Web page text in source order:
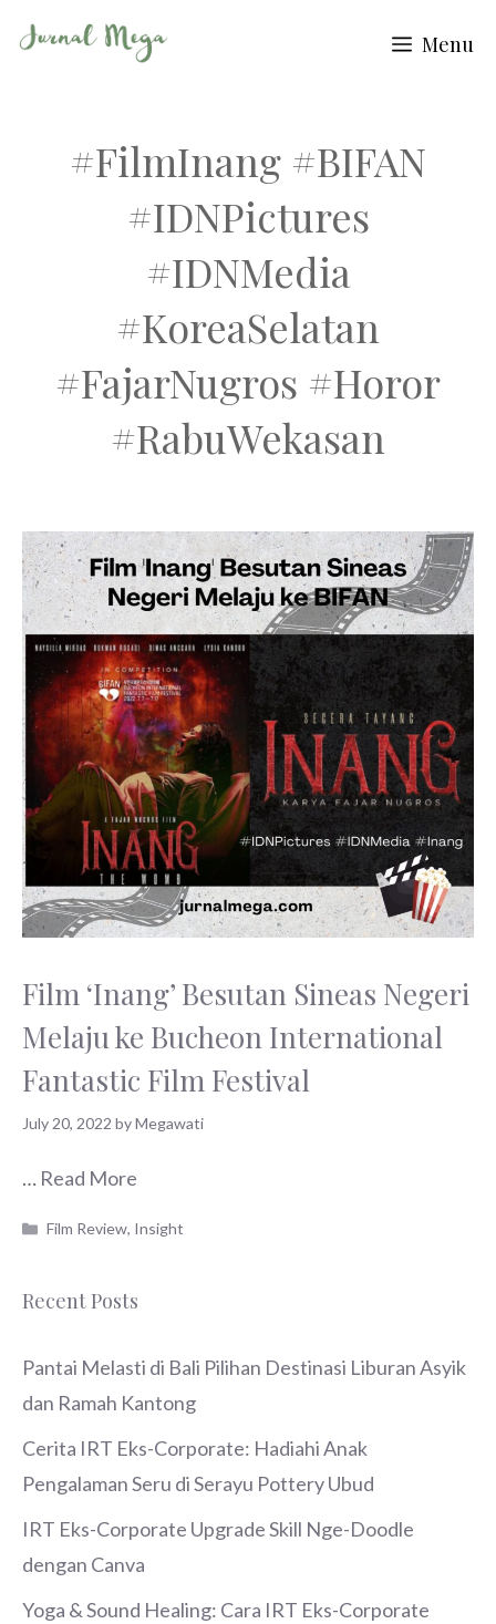
Menu
#FilmInang #BIFAN
#IDNPictures
#IDNMedia
#KoreaSelatan
#FajarNugros #Horor
#RabuWekasan
Film ‘Inang’ Besutan Sineas Negeri
Melaju ke Bucheon International
Fantastic Film Festival
July 20, 2022 byMegawati
… Read More
Categories
Film Review, Insight
Recent Posts
Pantai Melasti di Bali Pilihan Destinasi Liburan Asyik
dan Ramah Kantong
Cerita IRT Eks-Corporate: Hadiahi Anak
Pengalaman Seru di Serayu Pottery Ubud
IRT Eks-Corporate Upgrade Skill Nge-Doodle
dengan Canva
Yoga & Sound Healing: Cara IRT Eks-Corporate